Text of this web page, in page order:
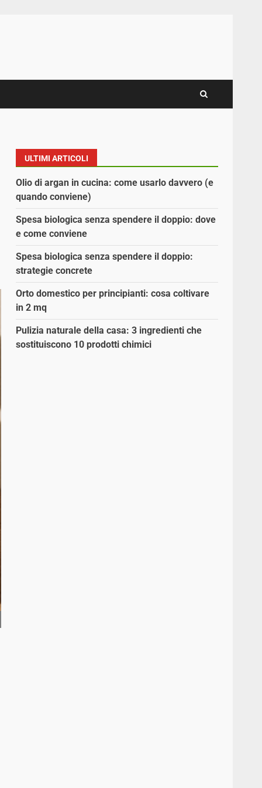
ULTIMI ARTICOLI
Olio di argan in cucina: come usarlo davvero (e
quando conviene)
Spesa biologica senza spendere il doppio: dove
e come conviene
Spesa biologica senza spendere il doppio:
strategie concrete
Orto domestico per principianti: cosa coltivare
in 2 mq
Pulizia naturale della casa: 3 ingredienti che
sostituiscono 10 prodotti chimici